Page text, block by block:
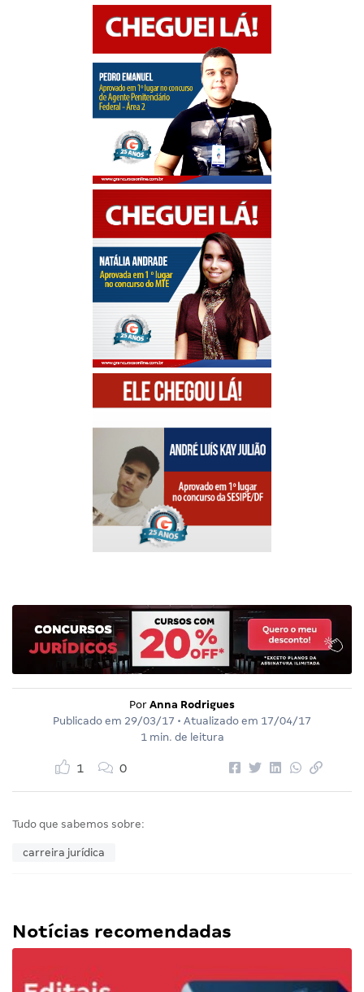
Por Anna Rodrigues
Publicado em 29/03/17 • Atualizado em 17/04/17
1 min. de leitura
1 0
Tudo que sabemos sobre:
carreira jurídica
Notícias recomendadas